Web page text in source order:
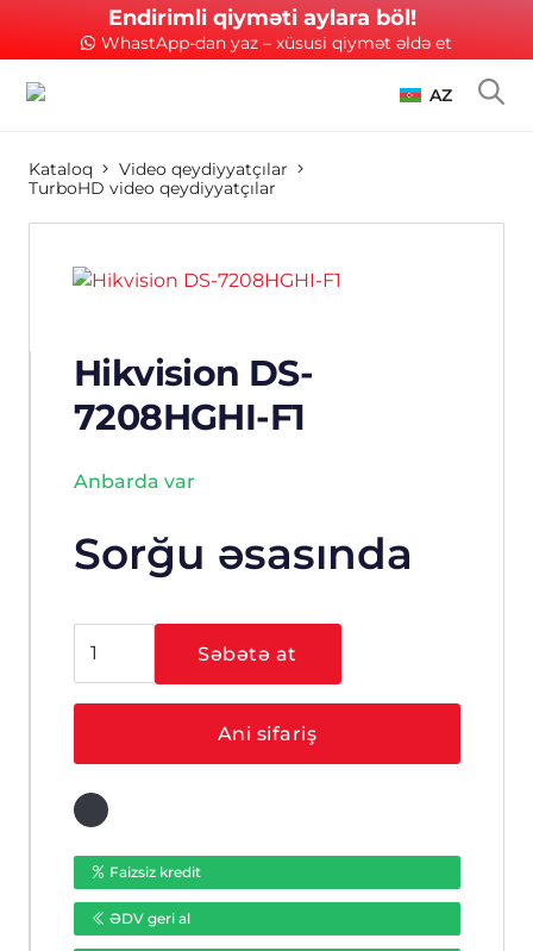
Endirimli qiyməti aylara böl!
WhastApp-dan yaz – xüsusi qiymət əldə et
AZ
Kataloq
Video qeydiyyatçılar
TurboHD video qeydiyyatçılar
Hikvision DS-
7208HGHI-F1
Anbarda var
Sorğu əsasında
DS-
Səbətə at
Ani sifariş
Faizsiz kredit
ƏDV geri al